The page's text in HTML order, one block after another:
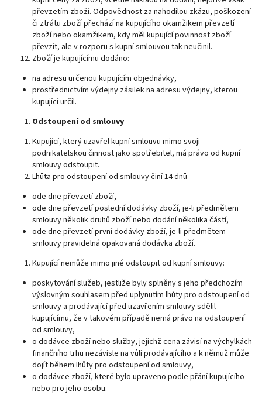
převzetím zboží. Odpovědnost za nahodilou zkázu, poškození
či ztrátu zboží přechází na kupujícího okamžikem převzetí
zboží nebo okamžikem, kdy měl kupující povinnost zboží
převzít, ale v rozporu s kupní smlouvou tak neučinil.
Zboží je kupujícímu dodáno:
na adresu určenou kupujícím objednávky,
prostřednictvím výdejny zásilek na adresu výdejny, kterou
kupující určil.
Odstoupení od smlouvy
Kupující, který uzavřel kupní smlouvu mimo svoji
podnikatelskou činnost jako spotřebitel, má právo od kupní
smlouvy odstoupit.
Lhůta pro odstoupení od smlouvy činí 14 dnů
ode dne převzetí zboží,
ode dne převzetí poslední dodávky zboží, je-li předmětem
smlouvy několik druhů zboží nebo dodání několika částí,
ode dne převzetí první dodávky zboží, je-li předmětem
smlouvy pravidelná opakovaná dodávka zboží.
Kupující nemůže mimo jiné odstoupit od kupní smlouvy:
poskytování služeb, jestliže byly splněny s jeho předchozím
výslovným souhlasem před uplynutím lhůty pro odstoupení od
smlouvy a prodávající před uzavřením smlouvy sdělil
kupujícímu, že v takovém případě nemá právo na odstoupení
od smlouvy,
o dodávce zboží nebo služby, jejichž cena závisí na výchylkách
finančního trhu nezávisle na vůli prodávajícího a k němuž může
dojít během lhůty pro odstoupení od smlouvy,
o dodávce zboží, které bylo upraveno podle přání kupujícího
nebo pro jeho osobu.